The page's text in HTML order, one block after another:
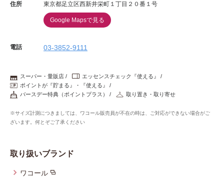
住所 東京都足立区西新井栄町１丁目２０番１号
Google Mapsで見る
電話 03-3852-9111
スーパー・量販店
エッセンスチェック『使える』
ポイントが『貯まる』・『使える』
バースデー特典（ポイントプラス）
取り置き・取り寄せ
※サイズ計測につきましては、ワコール販売員が不在の時は、ご対応ができない場合がご
ざいます。何とぞご了承ください
取り扱いブランド
ワコール